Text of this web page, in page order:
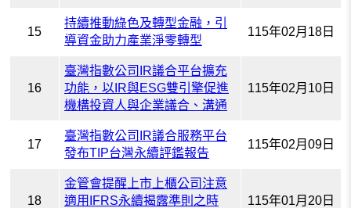
15
持續推動綠色及轉型金融，引
導資金助力產業淨零轉型
115年02月18日
16
臺灣指數公司IR議合平台擴充
功能，以IR與ESG雙引擎促進
機構投資人與企業議合、溝通
115年02月10日
17
臺灣指數公司IR議合服務平台
發布TIP台灣永續評鑑報告
115年02月09日
18
金管會提醒上市上櫃公司注意
適用IFRS永續揭露準則之時
115年01月20日